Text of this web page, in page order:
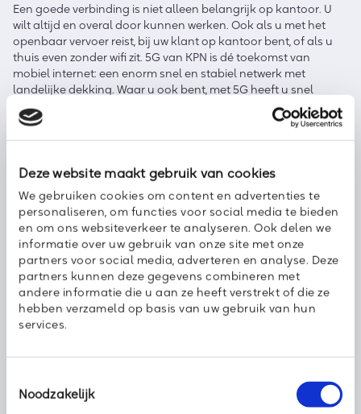
Deze website maakt gebruik van cookies
We gebruiken cookies om content en advertenties te
personaliseren, om functies voor social media te bieden
en om ons websiteverkeer te analyseren. Ook delen we
informatie over uw gebruik van onze site met onze
partners voor social media, adverteren en analyse. Deze
partners kunnen deze gegevens combineren met
andere informatie die u aan ze heeft verstrekt of die ze
hebben verzameld op basis van uw gebruik van hun
services.
Noodzakelijk
Een goede verbinding is niet alleen belangrijk op kantoor. U
wilt altijd en overal door kunnen werken. Ook als u met het
openbaar vervoer reist, bij uw klant op kantoor bent, of als u
thuis even zonder wifi zit. 5G van KPN is dé toekomst van
mobiel internet: een enorm snel en stabiel netwerk met
landelijke dekking. Waar u ook bent, met 5G heeft u snel
toegang tot al uw bestanden en apps. Ook (video)bellen met
een kraakheldere verbinding behoort tot de mogelijkheden.
Axoft bespreekt graag met u wat de opties zijn voor apparaten
Wilt u ook beter werken vanuit huis?
Axoft biedt betrouwbare oplossingen voor u en uw
thuiswerkende collega’s. Als KPN Strategisch Partner zijn wij
full-service dienstverlener voor alle zakelijke KPN-diensten. We
gaan graag in gesprek om uit te vinden welke oplossingen de
flexibiliteit bieden die u nodig heeft. De kans is zelfs groot dat
die ook nog voor grote beheers- en kostenvoordelen zorgen.
Neemt u de oplossingen in gebruik, dan staan onze
Neem dancontactmet ons op.
Ricardo de Rijcke – Commercieel Manager